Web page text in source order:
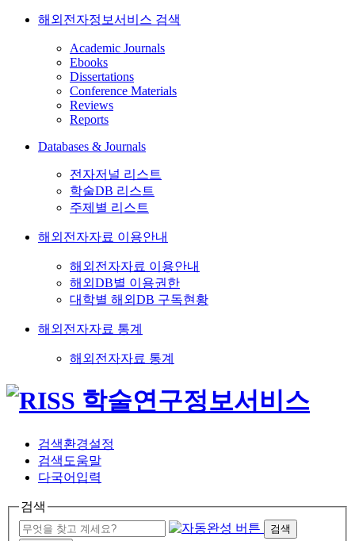
해외전자정보서비스 검색
Academic Journals
Ebooks
Dissertations
Conference Materials
Reviews
Reports
Databases & Journals
전자저널 리스트
학술DB 리스트
주제별 리스트
해외전자자료 이용안내
해외전자자료 이용안내
해외DB별 이용권한
대학별 해외DB 구독현황
해외전자자료 통계
해외전자자료 통계
검색환경설정
검색도움말
다국어입력
검색
검색